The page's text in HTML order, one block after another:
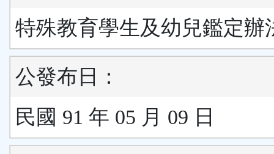
特殊教育學生及幼兒鑑定辦
公發布日：
民國 91 年 05 月 09 日